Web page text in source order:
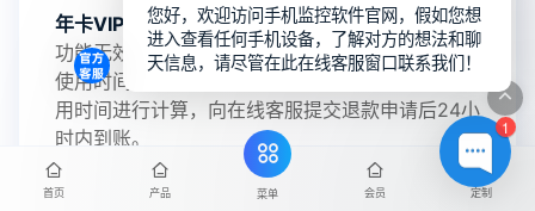
年卡VIP会员：支持无效退款政策，华鲸手机监控
功能无效或描述不一致支持全额退款，且支持剩余
使用时间计价退款服务，退款金额将会按照剩余使
用时间进行计算，向在线客服提交退款申请后24小
时内到账。
终身VIP会员：支持监控功能无效或描述不一致支
首页 产品 菜单 会员 定制
1
您好，欢迎访问手机监控软件官网，假如您想
进入查看任何手机设备，了解对方的想法和聊
天信息，请尽管在此在线客服窗口联系我们！